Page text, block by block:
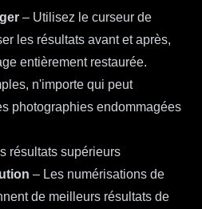
– Utilisez le curseur de
les résultats avant et après,
entièrement restaurée.
n'importe qui peut
photographies endommagées
résultats supérieurs
– Les numérisations de
de meilleurs résultats de